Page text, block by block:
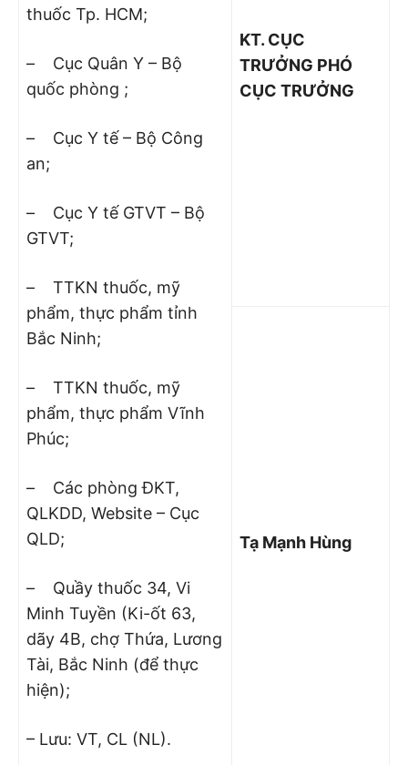
thuốc Tp. HCM;
– Cục Quân Y – Bộ
quốc phòng ;
– Cục Y tế – Bộ Công
an;
– Cục Y tế GTVT – Bộ
GTVT;
– TTKN thuốc, mỹ
phẩm, thực phẩm tỉnh
Bắc Ninh;
– TTKN thuốc, mỹ
phẩm, thực phẩm Vĩnh
Phúc;
– Các phòng ĐKT,
QLKDD, Website – Cục
QLD;
– Quầy thuốc 34, Vi
Minh Tuyền (Ki-ốt 63,
dãy 4B, chợ Thứa, Lương
Tài, Bắc Ninh (để thực
hiện);
– Lưu: VT, CL (NL).
KT. CỤC
TRƯỞNG PHÓ
CỤC TRƯỞNG
Tạ Mạnh Hùng